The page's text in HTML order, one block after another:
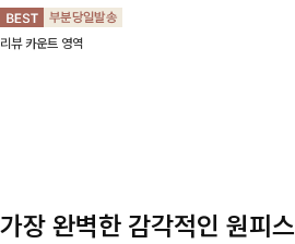
리뷰 카운트 영역
가장 완벽한 감각적인 원피스